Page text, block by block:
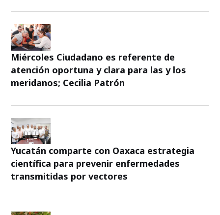
Miércoles Ciudadano es referente de
atención oportuna y clara para las y los
meridanos; Cecilia Patrón
Yucatán comparte con Oaxaca estrategia
científica para prevenir enfermedades
transmitidas por vectores